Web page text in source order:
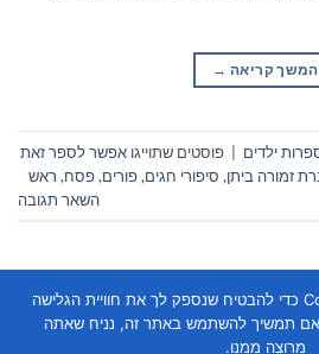
המשך קריאה →
ילדים פוסטים שתוייגו אפשר לספר זאת
זמורה ביתן, סיפורי חגים,פורים,פסח, ראש
השאר תגובה
אנו משתמשים בקובצי Cookie כדי להבטיח שנספק לך את חוויית הגלישה
אם תמשיך להשתמש באתר זה, נניח שאתה
מרוצה ממנו.